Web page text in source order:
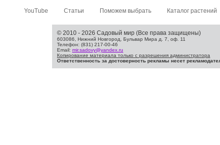
YouTube Статьи Поможем выбрать Каталог растений
© 2010 - 2026 Садовый мир (Все права защищены)
603086, Нижний Новгород, Бульвар Мира д. 7, оф. 11
Телефон: (831) 217-00-46
Email: mir.sadovy@yandex.ru
Копирование материала только с разрешения администратора
Ответственность за достоверность рекламы несет